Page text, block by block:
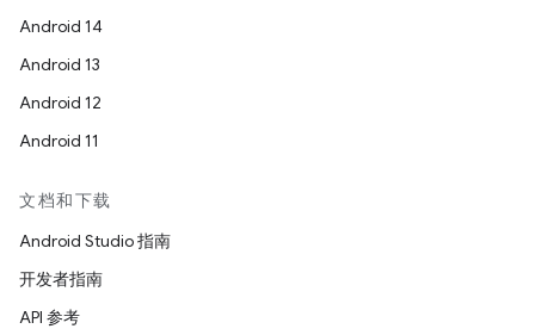
Android 14
Android 13
Android 12
Android 11
文档和下载
Android Studio 指南
开发者指南
API 参考